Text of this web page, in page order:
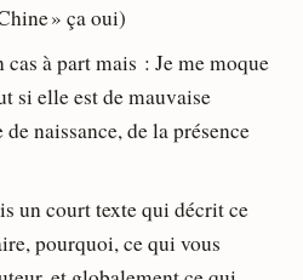
» ça oui)
cas à part mais : Je me moque
si elle est de mauvaise
naissance, de la présence
un court texte qui décrit ce
pourquoi, ce qui vous